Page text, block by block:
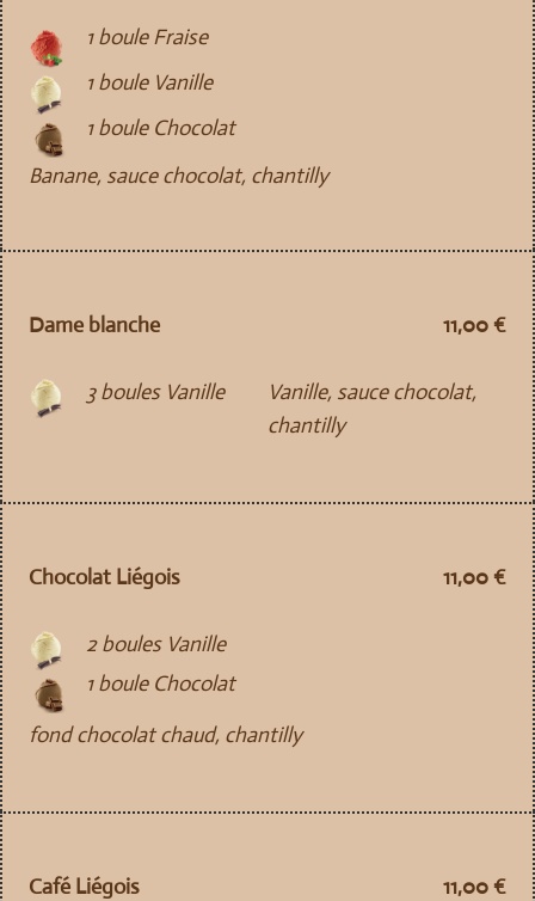
1 boule Fraise
1 boule Vanille
1 boule Chocolat
Banane, sauce chocolat, chantilly
Dame blanche 11,00 €
3 boules Vanille
Vanille, sauce chocolat,
chantilly
Chocolat Liégois 11,00 €
2 boules Vanille
1 boule Chocolat
fond chocolat chaud, chantilly
Café Liégois 11,00 €